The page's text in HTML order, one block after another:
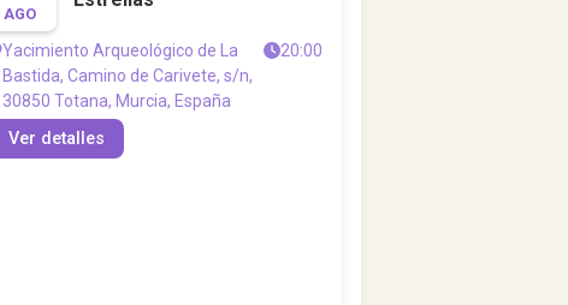
AGO
Yacimiento Arqueológico de La
Bastida, Camino de Carivete, s/n,
30850 Totana, Murcia, España
20:00
Ver detalles